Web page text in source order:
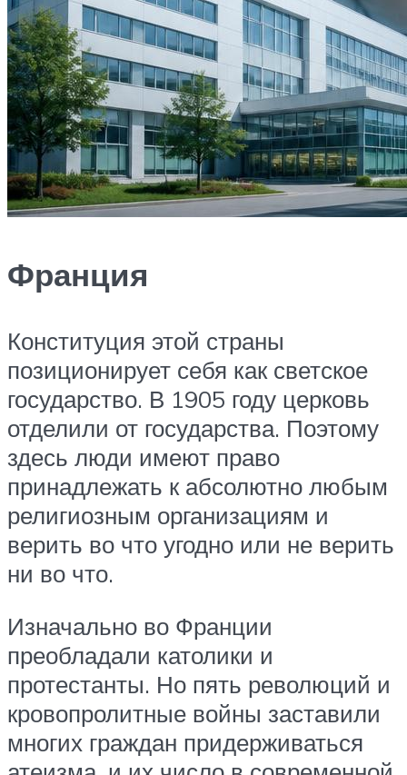
Франция
Конституция этой страны
позиционирует себя как светское
государство. В 1905 году церковь
отделили от государства. Поэтому
здесь люди имеют право
принадлежать к абсолютно любым
религиозным организациям и
верить во что угодно или не верить
ни во что.
Изначально во Франции
преобладали католики и
протестанты. Но пять революций и
кровопролитные войны заставили
многих граждан придерживаться